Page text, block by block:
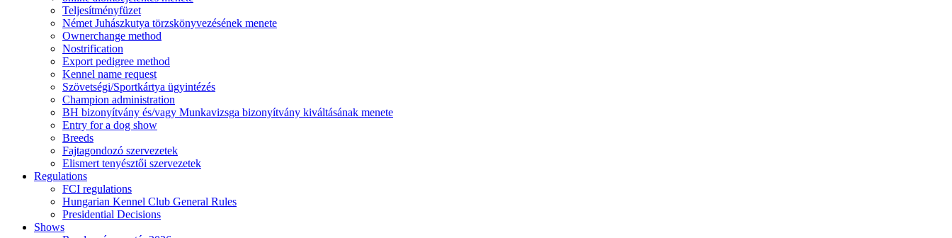
Teljesítményfüzet
Német Juhászkutya törzskönyvezésének menete
Ownerchange method
Nostrification
Export pedigree method
Kennel name request
Szövetségi/Sportkártya ügyintézés
Champion administration
BH bizonyítvány és/vagy Munkavizsga bizonyítvány kiváltásának menete
Entry for a dog show
Breeds
Fajtagondozó szervezetek
Elismert tenyésztői szervezetek
Regulations
FCI regulations
Hungarian Kennel Club General Rules
Presidential Decisions
Shows